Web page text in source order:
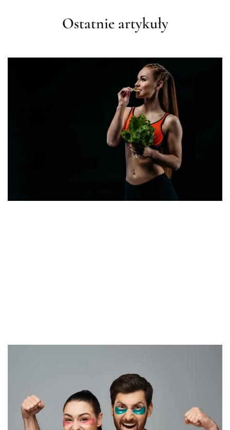
Ostatnie artykuły